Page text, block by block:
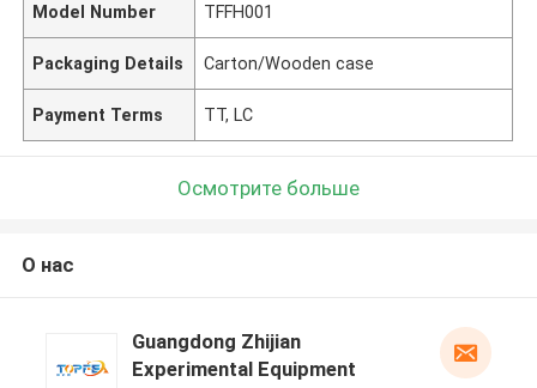
Model Number TFFH001
Packaging Details Carton/Wooden case
Payment Terms TT, LC
Осмотрите больше
О нас
Guangdong Zhijian
Experimental Equipment